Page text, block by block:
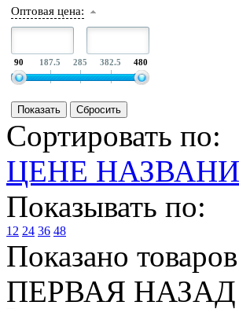
Оптовая цена:
90 187.5 285 382.5 480
Сортировать по:
ЦЕНЕ
Показывать по:
12 24 36 48
Показано
ПЕРВАЯ НАЗАД